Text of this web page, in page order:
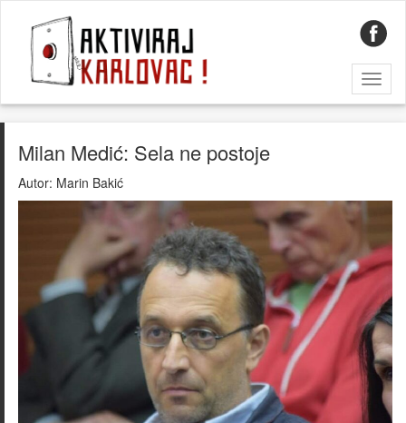
Milan Medić: Sela ne postoje
Autor: Marin Bakić